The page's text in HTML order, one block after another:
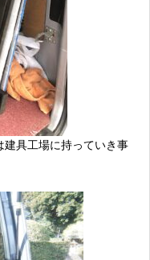
建具工場に持っていき事